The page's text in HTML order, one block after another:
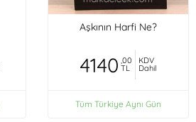
Aşkının Harfi Ne?
4140 ,00
TL
KDV
Dahil
Tüm Türkiye Aynı Gün